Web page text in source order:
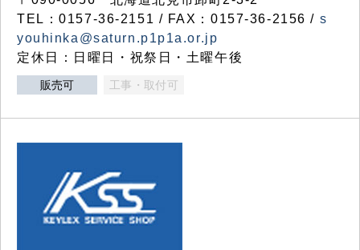
TEL：0157-36-2151 / FAX：0157-36-2156 / s
youhinka@saturn.p1p1a.or.jp
定休日：日曜日・祝祭日・土曜午後
販売可 工事・取付可